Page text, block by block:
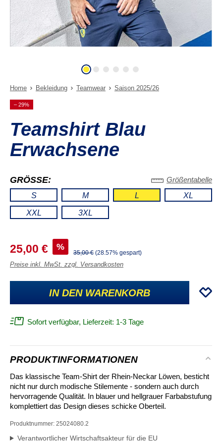
Home Bekleidung Teamwear Saison 2025/26
– 29%
Teamshirt Blau
Erwachsene
GRÖSSE:
Größentabelle
S
M L XL
XXL 3XL
25,00 € %
35,00 € (28.57% gespart)
Preise inkl. MwSt. zzgl. Versandkosten
IN DEN WARENKORB
Sofort verfügbar, Lieferzeit: 1-3 Tage
PRODUKTINFORMATIONEN
Das klassische Team-Shirt der Rhein-Neckar Löwen, besticht
nicht nur durch modische Stilemente - sondern auch durch
hervorragende Qualität. In blauer und hellgrauer Farbabstufung
komplettiert das Design dieses schicke Oberteil.
Produktnummer: 25024080.2
Verantwortlicher Wirtschaftsakteur für die EU